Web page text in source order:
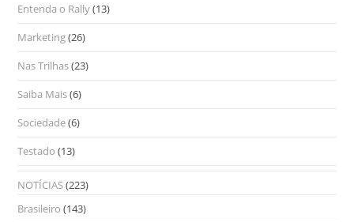
Entenda o Rally(13)
Marketing(26)
Nas Trilhas(23)
Saiba Mais(6)
Sociedade(6)
Testado (13)
NOTÍCIAS(223)
Brasileiro (143)